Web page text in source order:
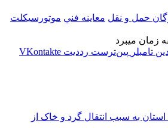
حمل و نقل معاينه فني موتورسیکلت
‫تامبلر ‫پین‌ترست ‫رددیت ‫VKontakte